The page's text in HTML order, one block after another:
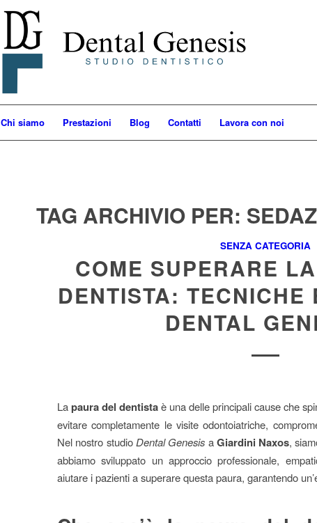
Chi siamo Prestazioni Blog Contatti Lavora con noi
TAG ARCHIVIO PER:
SENZA CATEGORIA
COME SUPERARE
DENTISTA: TECNICHE
DENTAL
Lapaura del dentistaè una delle principali cause che
evitare completamente le visite odontoiatriche,
Nel nostro studio Dental Genesis aGiardini Naxos,
abbiamo sviluppato un approccio professionale,
aiutare i pazienti a superare questa paura, garantendo